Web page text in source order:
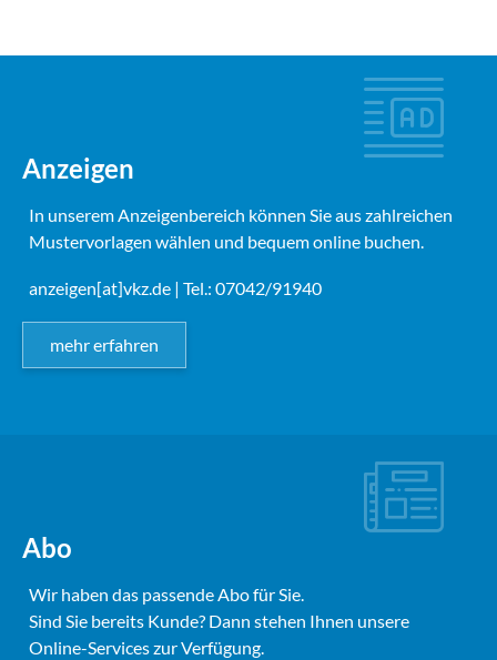
Anzeigen
In unserem Anzeigenbereich können Sie aus zahlreichen
Mustervorlagen wählen und bequem online buchen.
anzeigen[at]vkz.de | Tel.: 07042/91940
mehr erfahren
Abo
Wir haben das passende Abo für Sie.
Sind Sie bereits Kunde? Dann stehen Ihnen unsere
Online-Services zur Verfügung.